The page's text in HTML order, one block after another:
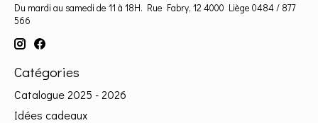
Du mardi au samedi de 11 à 18H. Rue Fabry, 12 4000 Liège 0484 / 877
566
Catégories
Catalogue 2025 - 2026
Idées cadeaux